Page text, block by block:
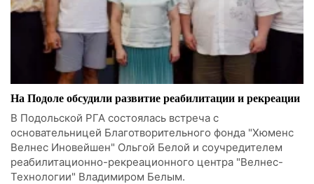
На Подоле обсудили развитие реабилитации и рекреации
В Подольской РГА состоялась встреча с
основательницей Благотворительного фонда "Хюменс
Велнес Иновейшен" Ольгой Белой и соучредителем
реабилитационно-рекреационного центра "Велнес-
Технологии" Владимиром Белым.